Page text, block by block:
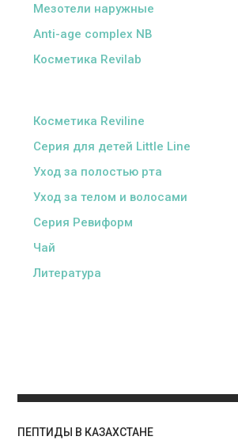
Мезотели наружные
Anti-age complex NB
Косметика Revilab
Косметика Reviline
Серия для детей Little Line
Уход за полостью рта
Уход за телом и волосами
Серия Ревиформ
Чай
Литература
ПЕПТИДЫ В КАЗАХСТАНЕ